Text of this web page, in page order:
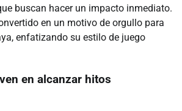
buscan hacer un impacto inmediato.
en un motivo de orgullo para
enfatizando su estilo de juego
en alcanzar hitos